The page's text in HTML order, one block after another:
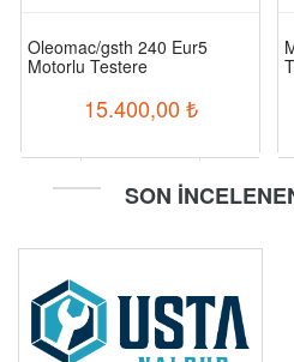
Oleomac/gsth 240 Eur5
Motorlu Testere
15.400,00 ₺
SON